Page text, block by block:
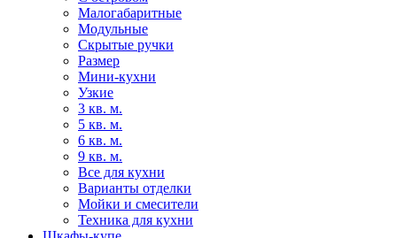
Малогабаритные
Модульные
Скрытые ручки
Размер
Мини-кухни
Узкие
3 кв. м.
5 кв. м.
6 кв. м.
9 кв. м.
Все для кухни
Варианты отделки
Мойки и смесители
Техника для кухни